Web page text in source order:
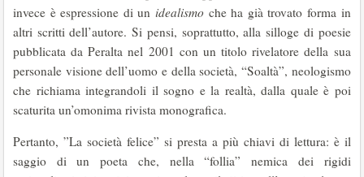
invece è espressione di un idealismo che ha già trovato forma in
altri scritti dell’autore. Si pensi, soprattutto, alla silloge di poesie
pubblicata da Peralta nel 2001 con un titolo rivelatore della sua
personale visione dell’uomo e della società, “Soaltà”, neologismo
che richiama integrandoli il sogno e la realtà, dalla quale è poi
scaturita un’omonima rivista monografica.
Pertanto, ”La società felice” si presta a più chiavi di lettura: è il
saggio di un poeta che, nella “follia” nemica dei rigidi